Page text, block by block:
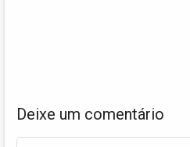
Deixe um comentário